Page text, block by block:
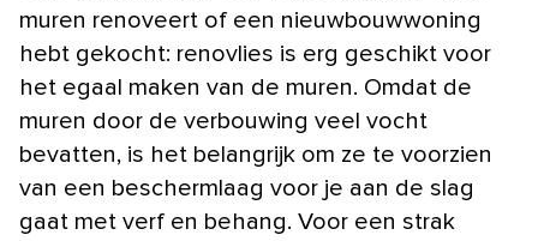
muren renoveert of een nieuwbouwwoning
hebt gekocht: renovlies is erg geschikt voor
het egaal maken van de muren. Omdat de
muren door de verbouwing veel vocht
bevatten, is het belangrijk om ze te voorzien
van een beschermlaag voor je aan de slag
gaat met verf en behang. Voor een strak